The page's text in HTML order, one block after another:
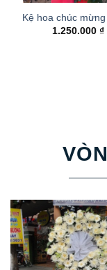
Kệ hoa chúc
1.250.000 ₫